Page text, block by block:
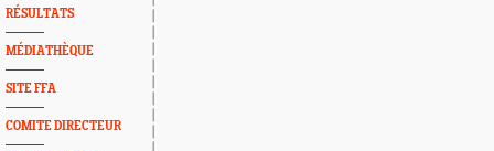
RÉSULTATS
MÉDIATHÈQUE
SITE FFA
COMITE DIRECTEUR